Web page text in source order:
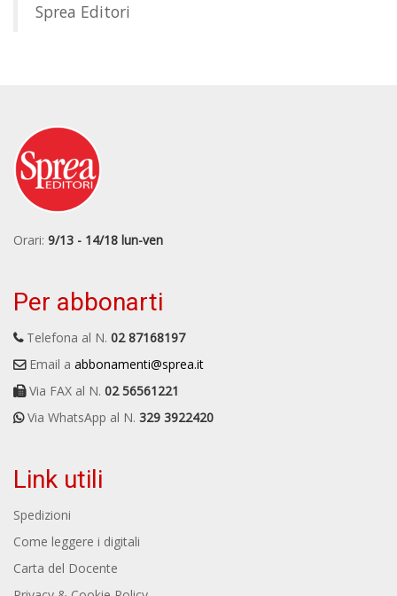
Sprea Editori
Orari: 9/13 - 14/18 lun-ven
Per abbonarti
Telefona al N. 02 87168197
Email a abbonamenti@sprea.it
Via FAX al N. 02 56561221
Via WhatsApp al N. 329 3922420
Link utili
Spedizioni
Come leggere i digitali
Carta del Docente